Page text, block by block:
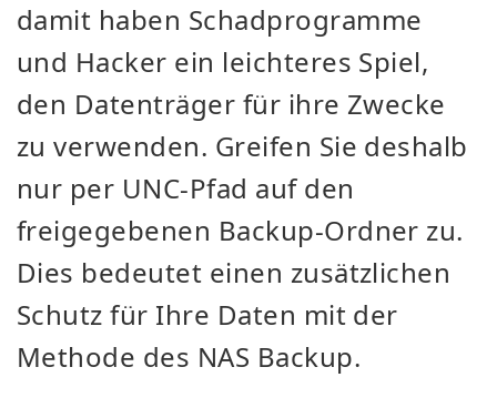
damit haben Schadprogramme
und Hacker ein leichteres Spiel,
den Datenträger für ihre Zwecke
zu verwenden. Greifen Sie deshalb
nur per UNC-Pfad auf den
freigegebenen Backup-Ordner zu.
Dies bedeutet einen zusätzlichen
Schutz für Ihre Daten mit der
Methode des NAS Backup.